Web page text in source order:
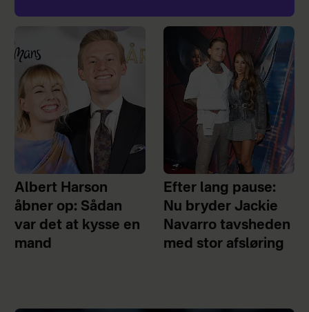
Albert Harson
åbner op: Sådan
var det at kysse en
mand
Efter lang pause:
Nu bryder Jackie
Navarro tavsheden
med stor afsløring